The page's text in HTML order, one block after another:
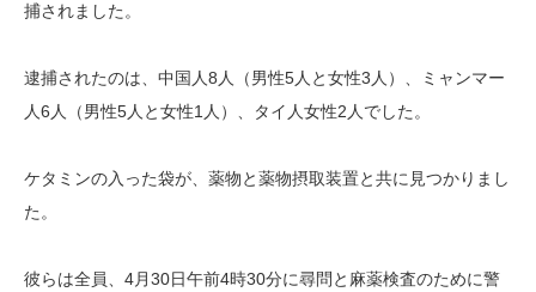
捕されました。
逮捕されたのは、中国人8人（男性5人と女性3人）、ミャンマー
人6人（男性5人と女性1人）、タイ人女性2人でした。
ケタミンの入った袋が、薬物と薬物摂取装置と共に見つかりまし
た。
彼らは全員、4月30日午前4時30分に尋問と麻薬検査のために警